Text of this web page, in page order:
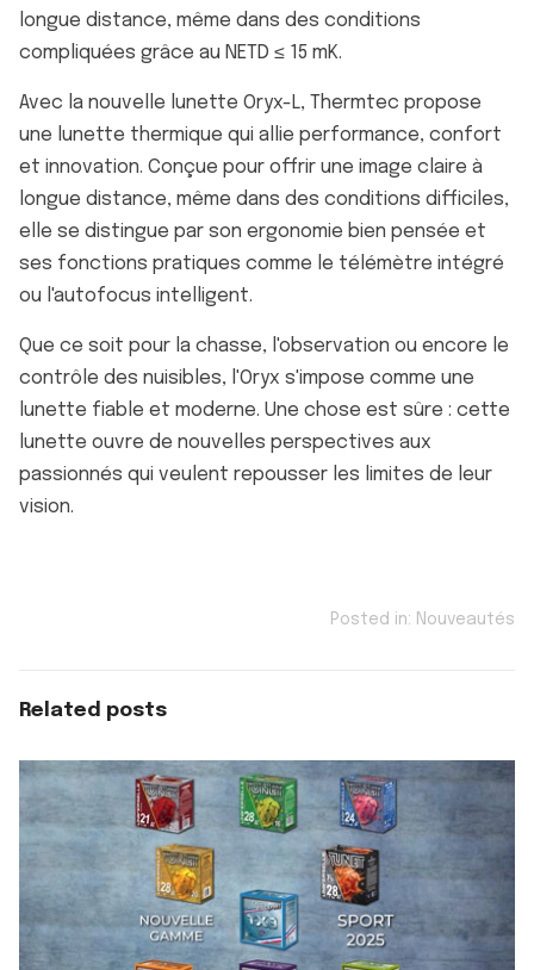
longue distance, même dans des conditions
compliquées grâce au NETD ≤ 15 mK.
Avec la nouvelle lunette Oryx-L, Thermtec propose
une lunette thermique qui allie performance, confort
et innovation. Conçue pour offrir une image claire à
longue distance, même dans des conditions difficiles,
elle se distingue par son ergonomie bien pensée et
ses fonctions pratiques comme le télémètre intégré
ou l'autofocus intelligent.
Que ce soit pour la chasse, l'observation ou encore le
contrôle des nuisibles, l'Oryx s'impose comme une
lunette fiable et moderne. Une chose est sûre : cette
lunette ouvre de nouvelles perspectives aux
passionnés qui veulent repousser les limites de leur
vision.
Posted in: Nouveautés
Related posts